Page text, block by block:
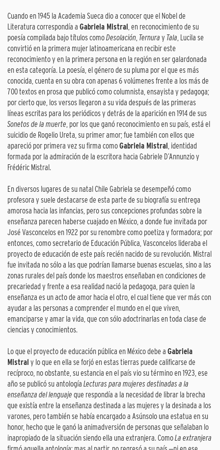
Cuando en 1945 la Academia Sueca dio a conocer que el Nobel de
Literatura correspondía a Gabriela Mistral, en reconocimiento de su
poesía compilada bajo títulos comoDesolación, Ternura y Tala, Lucila se
convirtió en la primera mujer latinoamericana en recibir este
reconocimiento y en la primera persona en la región en ser galardonada
en esta categoría. La poesía, el género de su pluma por el que es más
conocida, cuenta en su obra con apenas 6 volúmenes frente a los más de
700 textos en prosa que publicó como columnista, ensayista y pedagoga;
por cierto que, los versos llegaron a su vida después de las primeras
líneas escritas para los periódicos y detrás de la aparición en 1914 de sus
Sonetos de la muerte, por los que ganó reconocimiento en su país, está el
suicidio de Rogelio Ureta, su primer amor; fue también con ellos que
apareció por primera vez su firma comoGabriela Mistral, identidad
formada por la admiración de la escritora hacia Gabriele D’Annunzio y
Frédéric Mistral.
En diversos lugares de su natal Chile Gabriela se desempeñó como
profesora y suele destacarse de esta parte de su biografía su entrega
amorosa hacia las infancias, pero sus concepciones profundas sobre la
enseñanza parecen haberse cuajado en México, a donde fue invitada por
José Vasconcelos en 1922 por su renombre como poetiza y formadora; por
entonces, como secretario de Educación Pública, Vasconcelos lideraba el
proyecto de educación de este país recién nacido de su revolución. Mistral
fue invitada no sólo a las que podrían llamarse buenas escuelas, sino a las
zonas rurales del país donde los maestros enseñaban en condiciones de
precariedad y frente a esa realidad nació la pedagoga, para quien la
enseñanza es un acto de amor hacia el otro, el cual tiene que ver más con
ayudar a las personas a comprender el mundo en el que viven,
emanciparse y amar la vida, que con sólo adoctrinarlas en toda clase de
ciencias y conocimientos.
Lo que el proyecto de educación pública en México debe a Gabriela
Mistral y lo que en ella se forjó en estas tierras puede calificarse de
recíproco, no obstante, su estancia en el país vio su término en 1923, ese
año se publicó su antología Lecturas para mujeres destinadas a la
enseñanza del lenguaje que respondía a la necesidad de librar la brecha
que existía entre la enseñanza destinada a las mujeres y la desinada a los
varones, pero también se había encargado a Asúnsolo una estatua en su
honor, hecho que le ganó la animadversión de personas que señalaban lo
inapropiado de la situación siendo ella una extranjera. ComoLa extranjera